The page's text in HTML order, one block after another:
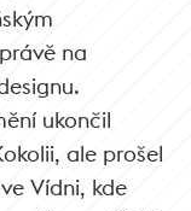
na
ukončil
ale prošel
Vídni, kde